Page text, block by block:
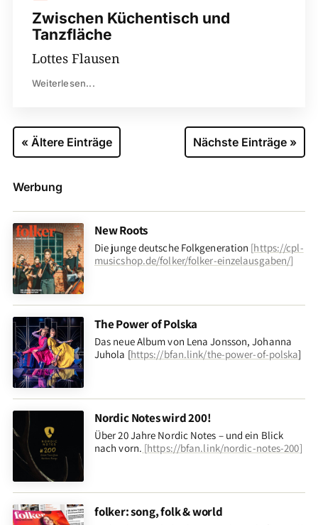
Zwischen Küchentisch und
Tanzfläche
Lottes Flausen
Weiterlesen...
« Ältere Einträge Nächste Einträge »
Werbung
New Roots
Die junge deutsche Folkgeneration [https://cpl-
musicshop.de/folker/folker-einzelausgaben/]
The Power of Polska
Das neue Album von Lena Jonsson, Johanna
Juhola [https://bfan.link/the-power-of-polska]
Nordic Notes wird 200!
Über 20 Jahre Nordic Notes – und ein Blick
nach vorn. [https://bfan.link/nordic-notes-200]
folker: song, folk & world